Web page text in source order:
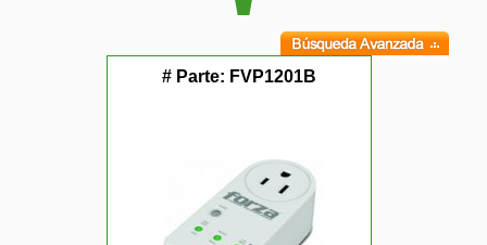
# Parte: FVP1201B